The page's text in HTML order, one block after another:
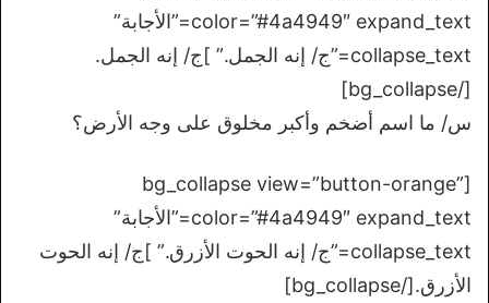
color=”#4a4949″ expand_text=”الأجابة”
collapse_text=”ج/ إنه الجمل.” ]ج/ إنه الجمل.
[/bg_collapse]
س/ ما اسم أضخم وأكبر مخلوق على وجه الأرض؟
[bg_collapse view=”button-orange”
color=”#4a4949″ expand_text=”الأجابة”
collapse_text=”ج/ إنه الحوت الأزرق.” ]ج/ إنه الحوت
الأزرق.[/bg_collapse]